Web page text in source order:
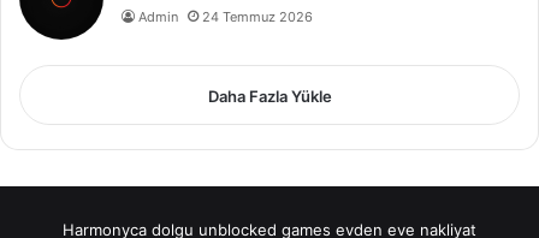
Admin 24 Temmuz 2026
Daha Fazla Yükle
Harmonyca dolgu unblocked games evden eve nakliyat